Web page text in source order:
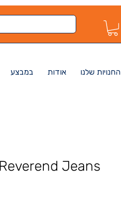
במבצע אודות החנויות שלנו
Jeans